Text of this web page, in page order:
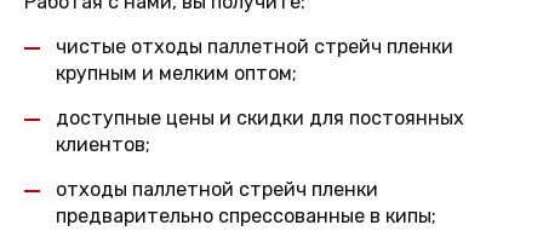
чистые отходы паллетной стрейч пленки
крупным и мелким оптом;
доступные цены и скидки для постоянных
клиентов;
отходы паллетной стрейч пленки
предварительно спрессованные в кипы;